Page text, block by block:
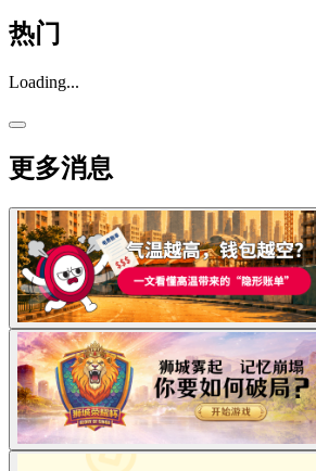
热门
Loading...
更多消息